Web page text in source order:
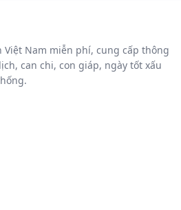
Nam miễn phí, cung cấp thông
can chi, con giáp, ngày tốt xấu